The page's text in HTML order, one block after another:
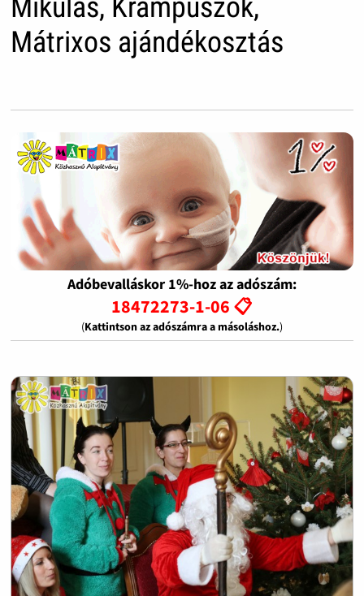
Mikulás, Krampuszok,
Mátrixos ajándékosztás
Adóbevalláskor 1%-hoz az adószám:
18472273-1-06 📋
(Kattintson az adószámra a másoláshoz.)